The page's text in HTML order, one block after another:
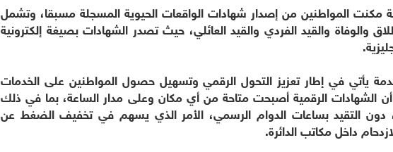
المواطنين من إصدار شهادات الواقعات الحيوية المسجلة مسبقا، وتشمل
والوفاة والقيد الفردي والقيد العائلي، حيث تصدر الشهادات بصيغة إلكترونية
يأتي في إطار تعزيز التحول الرقمي وتسهيل حصول المواطنين على الخدمات
أن الشهادات الرقمية أصبحت متاحة من أي مكان وعلى مدار الساعة، بما في ذلك
دون التقيد بساعات الدوام الرسمي، الأمر الذي يسهم في تخفيف الضغط عن
داخل مكاتب الدائرة.